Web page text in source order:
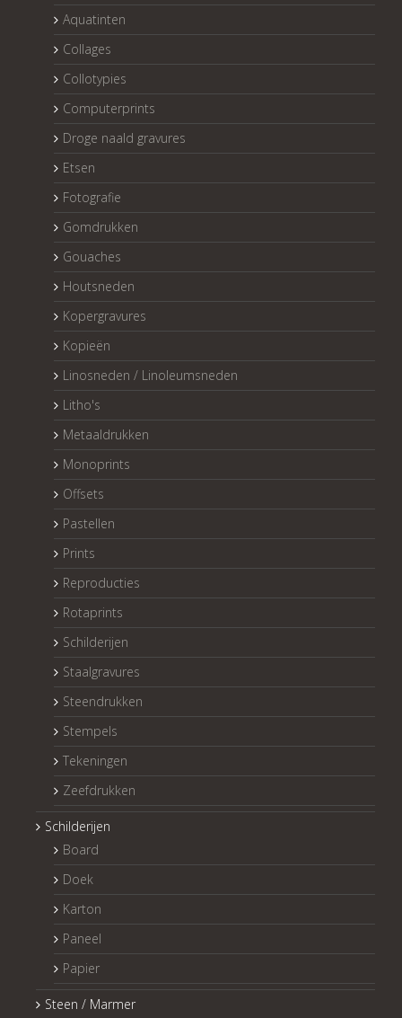
Aquatinten
Collages
Collotypies
Computerprints
Droge naald gravures
Etsen
Fotografie
Gomdrukken
Gouaches
Houtsneden
Kopergravures
Kopieën
Linosneden / Linoleumsneden
Litho's
Metaaldrukken
Monoprints
Offsets
Pastellen
Prints
Reproducties
Rotaprints
Schilderijen
Staalgravures
Steendrukken
Stempels
Tekeningen
Zeefdrukken
Schilderijen
Board
Doek
Karton
Paneel
Papier
Steen / Marmer